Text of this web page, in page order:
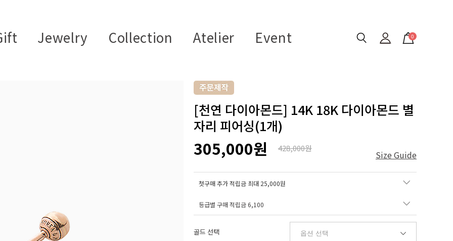
Jewelry Collection Atelier Event 0
[천연 다이아몬드] 14K 18K 다이아몬드 별
자리 피어싱(1개)
305,000원 428,000원
Size Guide
첫구매 추가 적립금 최대 25,000원
등급별 구매 적립금6,100
골드 선택